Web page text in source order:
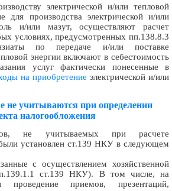
электрической и/или тепловой
для производства электрической и/или
и/или мазут, осуществляют расчет
условиях, предусмотренных пп.138.8.3
по передаче и/или поставке
энергии включают в себестоимость
услуг фактически понесенные в
на приобретение электрической и/или
не учитываются при определении
налогообложения
не учитываемых при расчете
установлен ст.139 НКУ в следующем
с осуществлением хозяйственной
ст.139 НКУ). В том числе, на
проведение приемов, презентаций,